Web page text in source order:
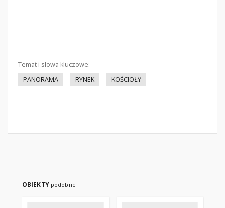
Temat i słowa kluczowe:
PANORAMA
RYNEK KOŚCIOŁY
OBIEKTY podobne